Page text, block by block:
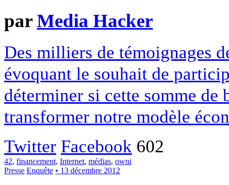
parMedia Hacker
Des milliers de témoignages
évoquant le souhait de
déterminer si cette somme
transformer notre modèle
Twitter Facebook 602
42, financement, Internet, médias, owni
Presse Enquête • 13 décembre 2012